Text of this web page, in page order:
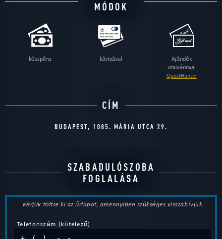
MÓDOK
készpénz kártyával
Ajándék
utalvánnyal
QuestHunter
CÍM
BUDAPEST, 1085. MÁRIA UTCA 29.
SZABADULÓSZOBA
FOGLALÁSA
Kérjük töltse ki az űrlapot, amennyiben szükséges visszahívjuk
Telefonszám (kötelező)